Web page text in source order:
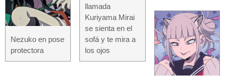
Nezuko en pose
protectora
llamada
Kuriyama Mirai
se sienta en el
sofá y te mira a
los ojos